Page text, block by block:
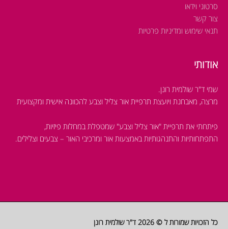
סרטוני וידאו
צור קשר
תנאי שימוש ומדיניות פרטיות
אודותי
שמי ד"ר שולמית רונן.
מרצה, מאבחנת ויועצת תרפיית אור צליל וצבע להכוונה אישית ומקצועית
פיתחתי את תרפיית "אור צליל וצבע" שמטפלת במחלות פיזיות,
התפתחותיות והתנהגותיותבאמצעות אור ומרכיבי האור – צבעים וצלילים.
כל הזכויות שמורות ל © 2026 ד"ר שולמית רונן